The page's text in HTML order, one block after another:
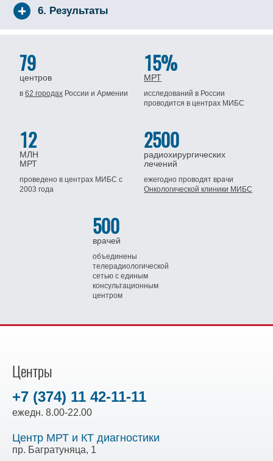
6. Результаты
79
центров
в62 городах Россиии Армении
15%
МРТ
исследований в России
проводится в центрах МИБС
12
МЛН
МРТ
проведено в центрах МИБСс
2003 года
2500
радиохирургических
лечений
ежегодно проводят врачи
Онкологической клиники МИБС
500
врачей
объединены
телерадиологической
сетью с единым
консультационным
центром
Центры
+7 (374) 11 42-11-11
ежедн. 8.00-22.00
Центр МРТ и КТ диагностики
пр. Багратуняца, 1